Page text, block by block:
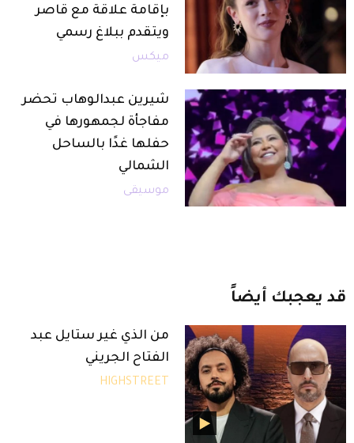
بإقامة علاقة مع قاصر
ويتقدم ببلاغ رسمي
ميكس
شيرين عبدالوهاب تحضر
مفاجأة لجمهورها في
حفلها غدًا بالساحل
الشمالي
موسيقى
قد يعجبك أيضاً
من الذي غير ستايل عبد
الفتاح الجريني
HIGHSTREET